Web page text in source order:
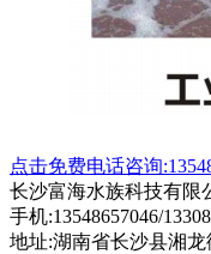
点击免费电话咨询
长沙富海水族科技有限
手机:13548657046/
地址:湖南省长沙县湘